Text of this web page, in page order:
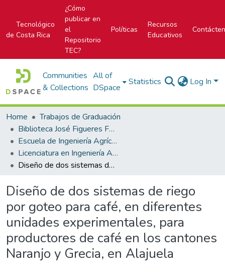
Tecnológico
de Costa Rica
¿Cómo
publicar en
el
Repositorio
TEC?
Políticas
Recursos
Educativos
Communities
& Collections
All of
DSpace
Statistics Log In
Home
Trabajos de Graduación
Biblioteca José Figueres Ferrer
Escuela de Ingeniería Agrícola
Licenciatura en Ingeniería Agrícola
Diseño de dos sistemas de riego por goteo para café, en diferentes unidades experimentales, para productores de café en los cantones Naranjo y Grecia, en Alajuela
Diseño de dos sistemas de riego
por goteo para café, en diferentes
unidades experimentales, para
productores de café en los cantones
Naranjo y Grecia, en Alajuela